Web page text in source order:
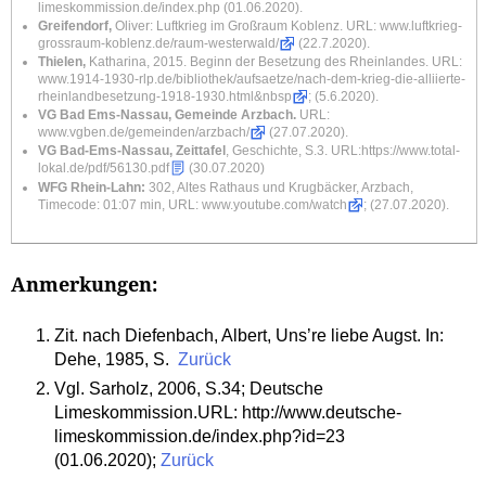
limeskommission.de/index.php (01.06.2020).
Greifendorf,Oliver: Luftkrieg im Großraum Koblenz. URL: www.luftkrieg-
grossraum-koblenz.de/raum-westerwald/
(22.7.2020).
Thielen, Katharina, 2015. Beginn der Besetzung des Rheinlandes. URL:
www.1914-1930-rlp.de/bibliothek/aufsaetze/nach-dem-krieg-die-alliierte-
rheinlandbesetzung-1918-1930.html&nbsp
; (5.6.2020).
VG Bad Ems-Nassau, Gemeinde Arzbach. URL:
www.vgben.de/gemeinden/arzbach/
(27.07.2020).
VG Bad-Ems-Nassau, Zeittafel , Geschichte, S.3. URL:https://www.total-
lokal.de/pdf/56130.pdf
(30.07.2020)
WFG Rhein-Lahn: 302, Altes Rathaus und Krugbäcker, Arzbach,
Timecode: 01:07 min, URL: www.youtube.com/watch ; (27.07.2020).
Anmerkungen:
Zit. nach Diefenbach, Albert, Uns’re liebe Augst. In:
Dehe, 1985, S. Zurück
Vgl. Sarholz, 2006, S.34; Deutsche
Limeskommission.URL: http://www.deutsche-
limeskommission.de/index.php?id=23
(01.06.2020); Zurück